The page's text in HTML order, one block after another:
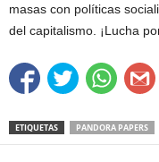
masas con políticas
del capitalismo. ¡Lucha
ETIQUETAS PANDORA PAPERS